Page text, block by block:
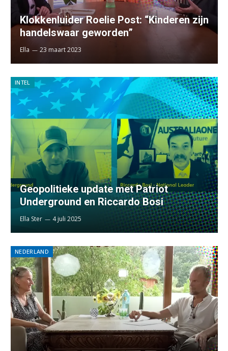
Klokkenluider Roelie Post: “Kinderen zijn
handelswaar geworden”
Ella 23 maart 2023
INTEL
Geopolitieke update met Patriot
Underground en Riccardo Bosi
Ella Ster 4 juli 2025
NEDERLAND